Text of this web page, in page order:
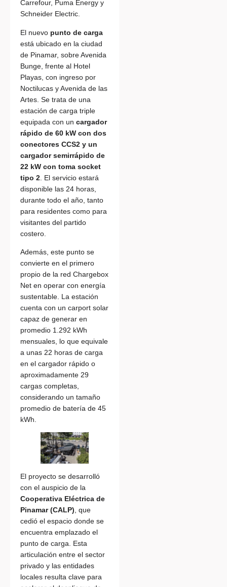
Carrefour, Puma Energy y
Schneider Electric.
El nuevo punto de carga
está ubicado en la ciudad
de Pinamar, sobre Avenida
Bunge, frente al Hotel
Playas, con ingreso por
Noctilucas y Avenida de las
Artes. Se trata de una
estación de carga triple
equipada con un cargador
rápido de 60 kW con dos
conectores CCS2 y un
cargador semirrápido de
22 kW con toma socket
tipo 2 . El servicio estará
disponible las 24 horas,
durante todo el año, tanto
para residentes como para
visitantes del partido
costero.
Además, este punto se
convierte en el primero
propio de la red Chargebox
Net en operar con energía
sustentable. La estación
cuenta con un carport solar
capaz de generar en
promedio 1.292 kWh
mensuales, lo que equivale
a unas 22 horas de carga
en el cargador rápido o
aproximadamente 29
cargas completas,
considerando un tamaño
promedio de batería de 45
kWh.
El proyecto se desarrolló
con el auspicio de la
Cooperativa Eléctrica de
Pinamar (CALP) , que
cedió el espacio donde se
encuentra emplazado el
punto de carga. Esta
articulación entre el sector
privado y las entidades
locales resulta clave para